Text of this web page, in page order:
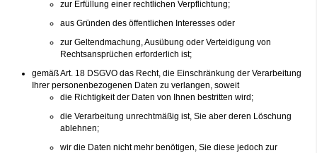
zur Erfüllung einer rechtlichen Verpflichtung;
aus Gründen des öffentlichen Interesses oder
zur Geltendmachung, Ausübung oder Verteidigung von
Rechtsansprüchen erforderlich ist;
gemäß Art. 18 DSGVO das Recht, die Einschränkung der Verarbeitung
Ihrer personenbezogenen Daten zu verlangen, soweit
die Richtigkeit der Daten von Ihnen bestritten wird;
die Verarbeitung unrechtmäßig ist, Sie aber deren Löschung
ablehnen;
wir die Daten nicht mehr benötigen, Sie diese jedoch zur